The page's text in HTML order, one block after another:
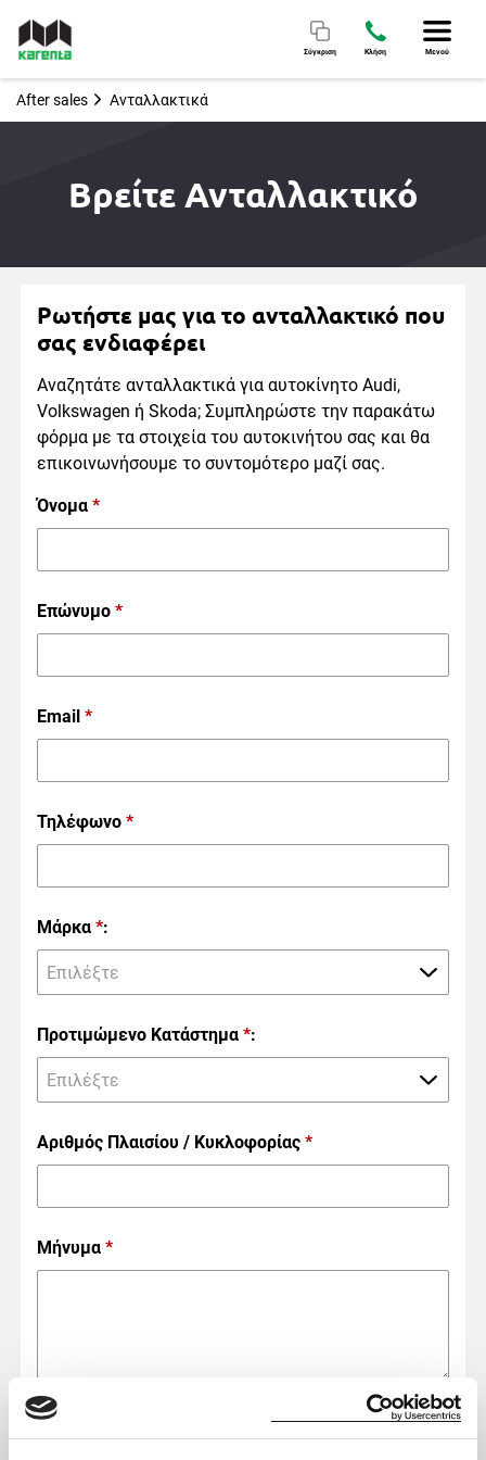
Μενού
Σύγκριση Κλήση
After sales Ανταλλακτικά
Βρείτε Ανταλλακτικό
Ρωτήστε μας για το ανταλλακτικό που
σας ενδιαφέρει
Αναζητάτε ανταλλακτικά για αυτοκίνητο Audi,
Volkswagen ή Skoda; Συμπληρώστε την παρακάτω
φόρμα με τα στοιχεία του αυτοκινήτου σας και θα
επικοινωνήσουμε το συντομότερο μαζί σας.
Όνομα *
Επώνυμο *
Email *
Τηλέφωνο *
Μάρκα *:
Επιλέξτε
Προτιμώμενο Κατάστημα *:
Επιλέξτε
Αριθμός Πλαισίου / Κυκλοφορίας *
Μήνυμα *
Δηλώνω ότι: